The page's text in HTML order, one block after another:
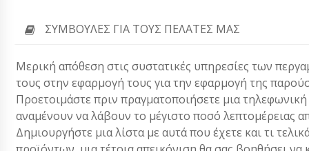
ΣΥΜΒΟΥΛΈΣ ΓΙΑ ΤΟΥΣ ΠΕΛΆΤΕΣ ΜΑΣ
Μερική απόθεση στις συστατικές υπηρεσίες των
τους στην εφαρμογή τους για την εφαρμογή της
Προετοιμάστε πριν πραγματοποιήσετε μια
αναμένουν να λάβουν το μέγιστο ποσό λεπτομέρειας
Δημιουργήστε μια λίστα με αυτά που έχετε και τι